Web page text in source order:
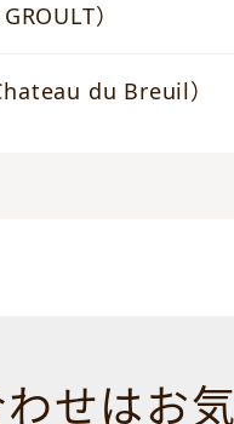
）
du Breuil）
せはお